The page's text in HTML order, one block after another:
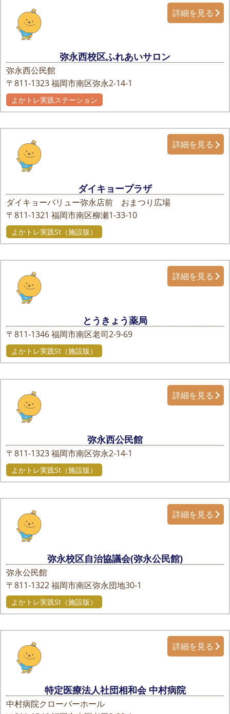
弥永西校区ふれあいサロン
弥永西公民館
〒811-1323福岡市南区弥永2-14-1
詳細を見る
よかトレ実践ステーション
ダイキョープラザ
ダイキョーバリュー弥永店前 おまつり広場
〒811-1321 福岡市南区柳瀬1-33-10
詳細を見る
よかトレ実践St（施設版）
とうきょう薬局
〒811-1346福岡市南区老司2-9-69
詳細を見る
よかトレ実践St（施設版）
弥永西公民館
〒811-1323福岡市南区弥永2-14-1
詳細を見る
よかトレ実践St（施設版）
弥永校区自治協議会(弥永公民館)
弥永公民館
〒811-1322福岡市南区弥永団地30-1
詳細を見る
よかトレ実践St（施設版）
特定医療法人社団相和会 中村病院
中村病院クローバーホール
詳細を見る